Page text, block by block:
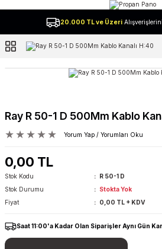
20.000 TL ve Üzeri
Ray R 50-1 D 500Mm Kablo
Yorum Yap / Yorumları Oku
0,00 TL
Stok Kodu
R 50-1 D
Stok Durumu
Stokta Yok
Fiyat
0,00 TL + KDV
Saat 11:00'a Kadar Olan Siparişler Aynı Gün